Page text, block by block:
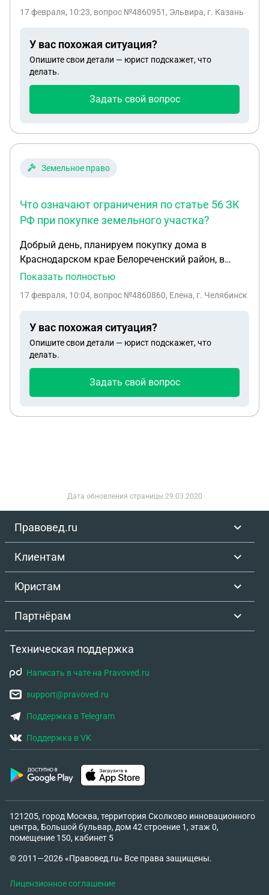
только в сельсовете, о чем, есть квитанция). В
построены пристрои. На кадастровом учете стоит
данная квартира, но площадь неактуальная. На
земельном участке под домом зарегистрировано
на блокированный жилой дом? как
Только через суд?
17 февраля, 10:23, вопрос №4860951, Эльвира, г. Казань
У вас похожая ситуация?
Опишите свои детали — юрист подскажет, что
делать.
Задать свой вопрос
Земельное право
Что означают ограничения по статье 56 ЗК
РФ при покупке земельного участка?
Добрый день, планируем покупку дома в
Краснодарском крае Белореченский район, в
договоре купли -продажи указан пункт "Продавец
участок имеет ограничения, предусмотренные
Федерации. Чем это может быть чревато для нас
как для собственников, кадастровый номер
участка 23:39:0701001640, номер дома
Показать полностью
17 февраля, 10:04, вопрос №4860860, Елена, г. Челябинск
У вас похожая ситуация?
Опишите свои детали — юрист подскажет, что
делать.
Задать свой вопрос
Дата обновления страницы 29.03.2020
Правовед.ru
Клиентам
Юристам
Партнёрам
Техническая поддержка
Написать в чате на Pravoved.ru
support@pravoved.ru
Поддержка в Telegram
Поддержка в VK
121205, город Москва, территория Сколково инновационного
центра, Большой бульвар, дом 42 строение 1, этаж 0,
помещение 150, кабинет 5
© 2011—2026 «Правовед.ru» Все права защищены.
Лицензионное соглашение